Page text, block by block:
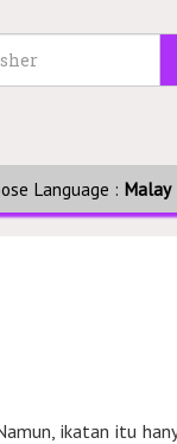
Language : Malay
ikatan itu